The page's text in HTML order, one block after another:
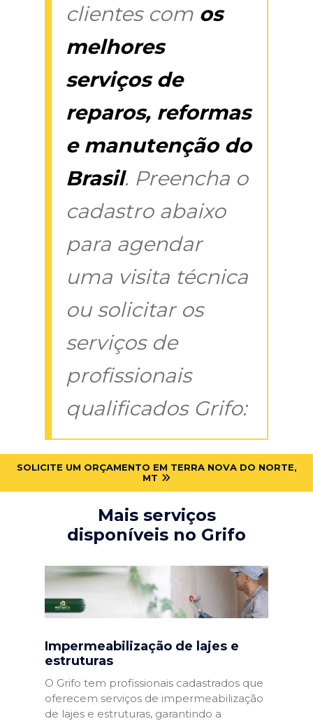
clientes com os
melhores
serviços de
reparos, reformas
e manutenção do
Brasil. Preencha o
cadastro abaixo
para agendar
uma visita técnica
ou solicitar os
serviços de
profissionais
qualificados Grifo:
SOLICITE UM ORÇAMENTO EM TERRA NOVA DO NORTE,
MT
Mais serviços
disponíveis no Grifo
Impermeabilização de lajes e
estruturas
O Grifo tem profissionais cadastrados que
oferecem serviços de impermeabilização
de lajes e estruturas, garantindo a